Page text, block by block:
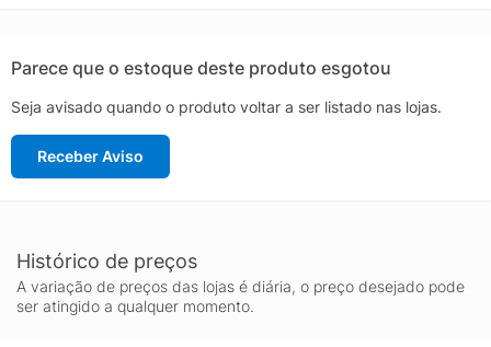
forma leve , o que proporciona aplicação descomplicada . Com
linha inferior ou sobre toda a pálpebra. Assegura um desenho
exato na produção. Nenhum produto O Boticpario ou Quem
Disse, Berenice? é testado em animais, ou seja, este item possui
selo Cruelty Free.
Parece que o estoque deste produto esgotou
Seja avisado quando o produto voltar a ser listado nas lojas.
Receber Aviso
Histórico de preços
A variação de preços das lojas é diária, o preço desejado pode
ser atingido a qualquer momento.